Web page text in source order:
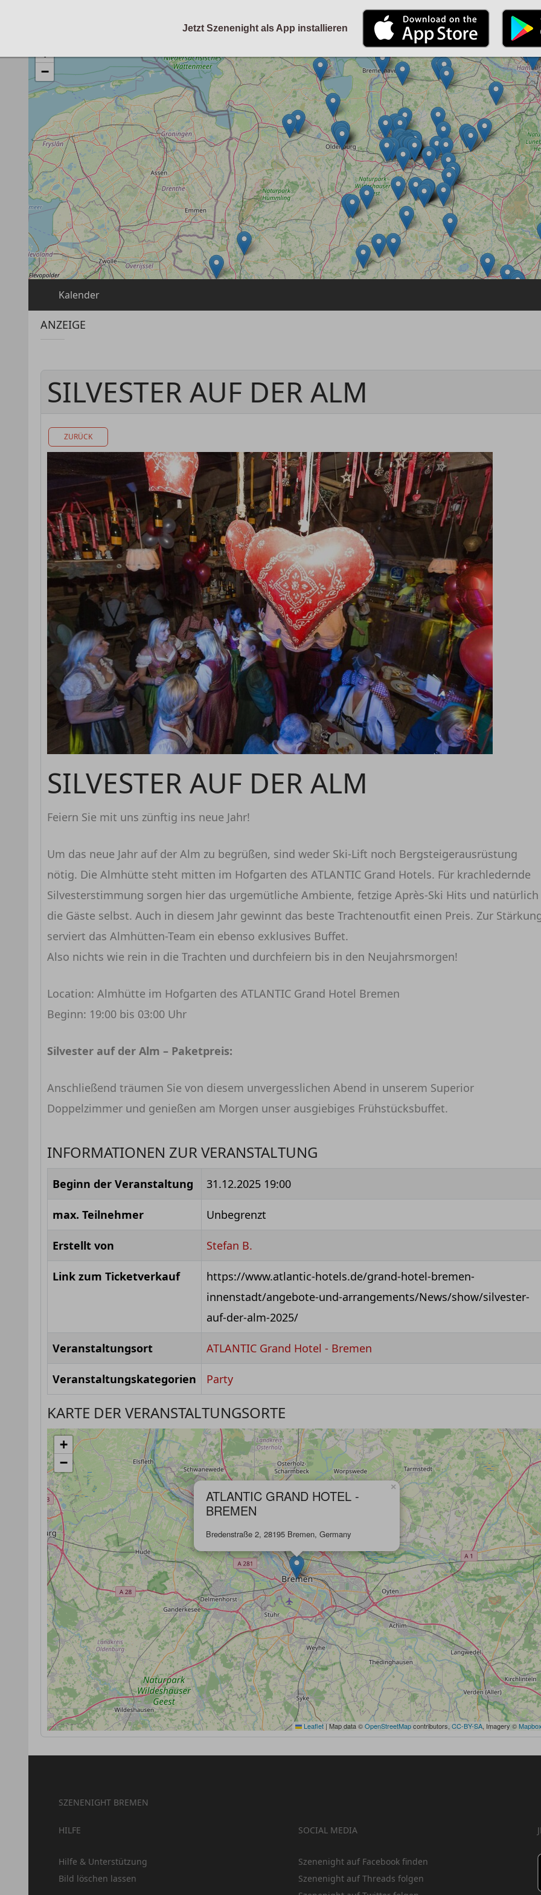
KALENDER PARTYFOTOS FÜR
+
−
Kalender
ANZEIGE
SILVESTER AUF DER ALM
ZURÜCK
SILVESTER AUF DER ALM
Feiern Sie mit uns zünftig ins neue Jahr!
Um das neue Jahr auf der Alm zu begrüßen, sind weder Ski-Lift noch Bergsteigerausrüstung
nötig. Die Almhütte steht mitten im Hofgarten des ATLANTIC Grand Hotels. Für krachledernde
Silvesterstimmung sorgen hier das urgemütliche Ambiente, fetzige Après-Ski Hits und natürlich
die Gäste selbst. Auch in diesem Jahr gewinnt das beste Trachtenoutfit einen Preis. Zur
serviert das Almhütten-Team ein ebenso exklusives Buffet.
Also nichts wie rein in die Trachten und durchfeiern bis in den Neujahrsmorgen!
Location: Almhütte im Hofgarten des ATLANTIC Grand Hotel Bremen
Beginn: 19:00 bis 03:00 Uhr
Silvester auf der Alm – Paketpreis:
Anschließend träumen Sie von diesem unvergesslichen Abend in unserem Superior
Doppelzimmer und genießen am Morgen unser ausgiebiges Frühstücksbuffet.
INFORMATIONEN ZUR VERANSTALTUNG
Beginn der Veranstaltung 31.12.2025 19:00
max. Teilnehmer Unbegrenzt
Erstellt von Stefan B.
Link zum Ticketverkauf
https://www.atlantic-hotels.de/grand-hotel-bremen-
innenstadt/angebote-und-arrangements/News/show/silvester-
auf-der-alm-2025/
Veranstaltungsort ATLANTIC Grand Hotel - Bremen
Veranstaltungskategorien Party
KARTE DER VERANSTALTUNGSORTE
ATLANTIC GRAND HOTEL -
BREMEN
Bredenstraße 2, 28195 Bremen, Germany
×
+
−
Leaflet | Map data ©OpenStreetMapcontributors, CC-BY-SA, Imagery ©
SZENENIGHT BREMEN
HILFE
Hilfe & Unterstützung
Bild löschen lassen
SOCIAL MEDIA
Szenenight auf Facebook finden
Szenenight auf Threads folgen
ANMELDENODERREGISTRIEREN
Angemeldet bleiben
ANMELDEN
Registrieren
Benutzername vergessen
Passwort vergessen
Jetzt Szenenight als App installieren